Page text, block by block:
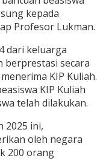
kepada
Profesor Lukman.
dari keluarga
berprestasi secara
KIP Kuliah.
KIP Kuliah
telah dilakukan.
2025 ini,
oleh negara
200 orang